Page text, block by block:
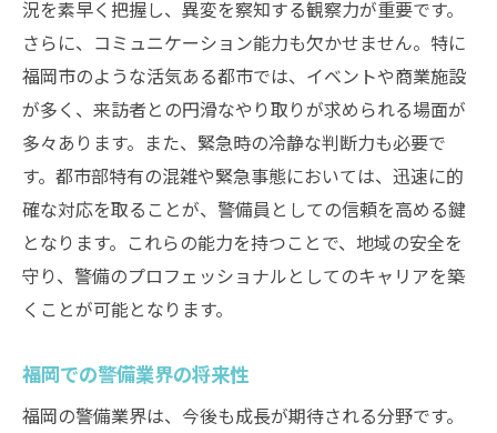
況を素早く把握し、異変を察知する観察力が重要です。
さらに、コミュニケーション能力も欠かせません。特に
福岡市のような活気ある都市では、イベントや商業施設
が多く、来訪者との円滑なやり取りが求められる場面が
多々あります。また、緊急時の冷静な判断力も必要で
す。都市部特有の混雑や緊急事態においては、迅速に的
確な対応を取ることが、警備員としての信頼を高める鍵
となります。これらの能力を持つことで、地域の安全を
守り、警備のプロフェッショナルとしてのキャリアを築
くことが可能となります。
福岡での警備業界の将来性
福岡の警備業界は、今後も成長が期待される分野です。